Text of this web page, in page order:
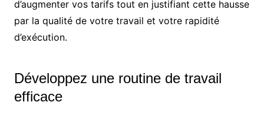
d’augmenter vos tarifs tout en justifiant cette hausse
par la qualité de votre travail et votre rapidité
d’exécution.
Développez une routine de travail
efficace